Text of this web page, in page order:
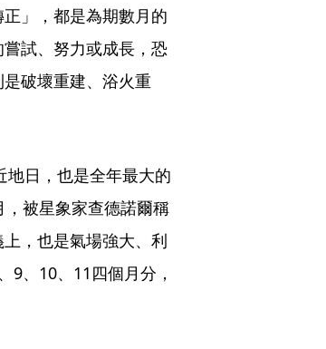
」，都是為期數月的
試、努力或成長，恐
破壞重建、浴火重
地日，也是全年最大的
被星象家查德諾爾稱
，也是氣場強大、利
9、10、11四個月分，